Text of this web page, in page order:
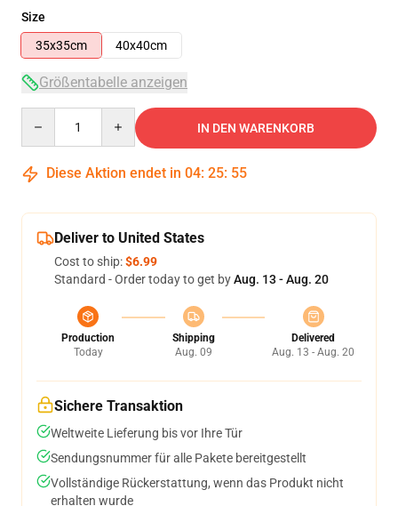
Size
35x35cm
40x40cm
Größentabelle anzeigen
IN DEN WARENKORB
Diese Aktion endet in 04: 25: 55
Deliver to United States
Cost to ship:$6.99
Standard - Order today to get byAug. 13 - Aug. 20
Production
Today
Shipping
Aug. 09
Delivered
Aug. 13 - Aug. 20
Sichere Transaktion
Weltweite Lieferung bis vor Ihre Tür
Sendungsnummer für alle Pakete bereitgestellt
Vollständige Rückerstattung, wenn das Produkt nicht
erhalten wurde